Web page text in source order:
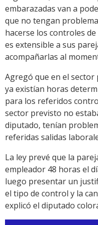
embarazadas van a
que no tengan
hacerse los controles
es extensible a sus
acompañarlas al
Agregó que en el
ya existían horas
para los referidos
sector previsto no
diputado, tenían
referidas salidas
La ley prevé que la
empleador 48 horas el
luego presentar un
el tipo de control y la
explicó el diputado